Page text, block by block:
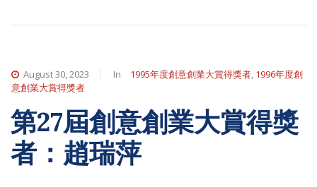
August 30, 2023 In 1995年度創意創業大賞得獎者, 1996年度創
意創業大賞得獎者
第27屆創意創業大賞得獎
者：趙瑞萍